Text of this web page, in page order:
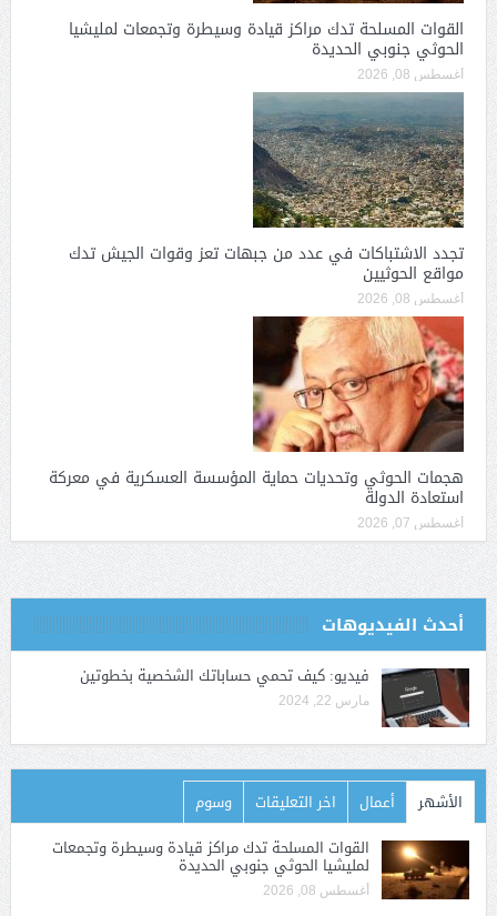
القوات المسلحة تدك مراكز قيادة وسيطرة وتجمعات لمليشيا
الحوثي جنوبي الحديدة
أغسطس 08, 2026
تجدد الاشتباكات في عدد من جبهات تعز وقوات الجيش تدك
مواقع الحوثيين
أغسطس 08, 2026
هجمات الحوثي وتحديات حماية المؤسسة العسكرية في معركة
استعادة الدولة
أغسطس 07, 2026
أحدث الفيديوهات
فيديو: كيف تحمي حساباتك الشخصية بخطوتين
مارس 22, 2024
الأشهر أعمال اخر التعليقات
وسوم
القوات المسلحة تدك مراكز قيادة وسيطرة وتجمعات
لمليشيا الحوثي جنوبي الحديدة
أغسطس 08, 2026